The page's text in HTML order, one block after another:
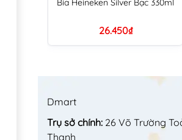
26.450₫
Dmart
Trụ sở chính: 26 Võ Trường
Thạnh